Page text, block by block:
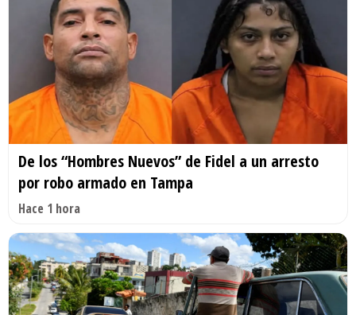
De los “Hombres Nuevos” de Fidel a un arresto
por robo armado en Tampa
Hace 1 hora